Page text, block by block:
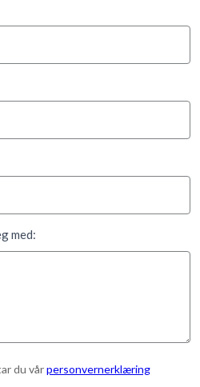
med:
du vårpersonvernerklæring